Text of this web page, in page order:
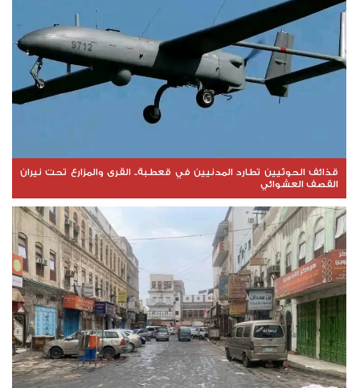
قذائف الحوثيين تطارد المدنيين في قعطبة.. القرى والمزارع تحت نيران
القصف العشوائي